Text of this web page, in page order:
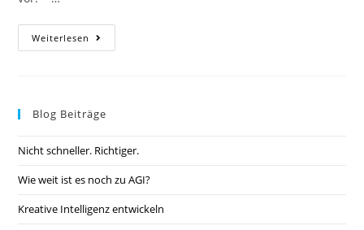
Weiterlesen
Blog Beiträge
Nicht schneller. Richtiger.
Wie weit ist es noch zu AGI?
Kreative Intelligenz entwickeln